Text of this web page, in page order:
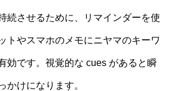
続させるために、リマインダーを使
トやスマホのメモにニヤマのキーワ
効です。視覚的な cues があると瞬
かけになります。